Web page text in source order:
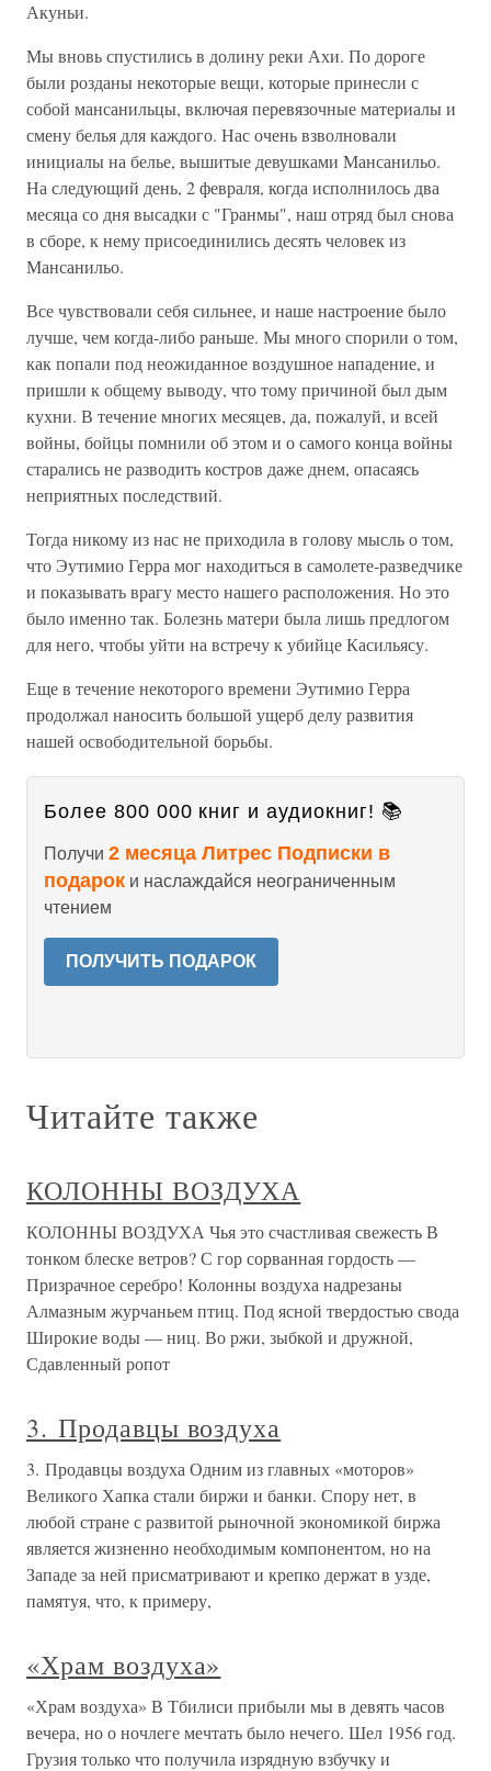
Акуньи.
Мы вновь спустились в долину реки Ахи. По дороге
были розданы некоторые вещи, которые принесли с
собой мансанильцы, включая перевязочные материалы и
смену белья для каждого. Нас очень взволновали
инициалы на белье, вышитые девушками Мансанильо.
На следующий день, 2 февраля, когда исполнилось два
месяца со дня высадки с "Гранмы", наш отряд был снова
в сборе, к нему присоединились десять человек из
Мансанильо.
Все чувствовали себя сильнее, и наше настроение было
лучше, чем когда-либо раньше. Мы много спорили о том,
как попали под неожиданное воздушное нападение, и
пришли к общему выводу, что тому причиной был дым
кухни. В течение многих месяцев, да, пожалуй, и всей
войны, бойцы помнили об этом и о самого конца войны
старались не разводить костров даже днем, опасаясь
неприятных последствий.
Тогда никому из нас не приходила в голову мысль о том,
что Эутимио Герра мог находиться в самолете-разведчике
и показывать врагу место нашего расположения. Но это
было именно так. Болезнь матери была лишь предлогом
для него, чтобы уйти на встречу к убийце Касильясу.
Еще в течение некоторого времени Эутимио Герра
продолжал наносить большой ущерб делу развития
нашей освободительной борьбы.
Более 800 000 книг и аудиокниг! 📚
Получи 2 месяца Литрес Подписки в
подарок и наслаждайся неограниченным
чтением
ПОЛУЧИТЬ ПОДАРОК
Читайте также
КОЛОННЫ ВОЗДУХА
КОЛОННЫ ВОЗДУХА Чья это счастливая свежесть В
тонком блеске ветров? С гор сорванная гордость —
Призрачное серебро! Колонны воздуха надрезаны
Алмазным журчаньем птиц. Под ясной твердостью свода
Широкие воды — ниц. Во ржи, зыбкой и дружной,
Сдавленный ропот
3. Продавцы воздуха
3. Продавцы воздуха Одним из главных «моторов»
Великого Хапка стали биржи и банки. Спору нет, в
любой стране с развитой рыночной экономикой биржа
является жизненно необходимым компонентом, но на
Западе за ней присматривают и крепко держат в узде,
памятуя, что, к примеру,
«Храм воздуха»
«Храм воздуха» В Тбилиси прибыли мы в девять часов
вечера, но о ночлеге мечтать было нечего. Шел 1956 год.
Грузия только что получила изрядную взбучку и